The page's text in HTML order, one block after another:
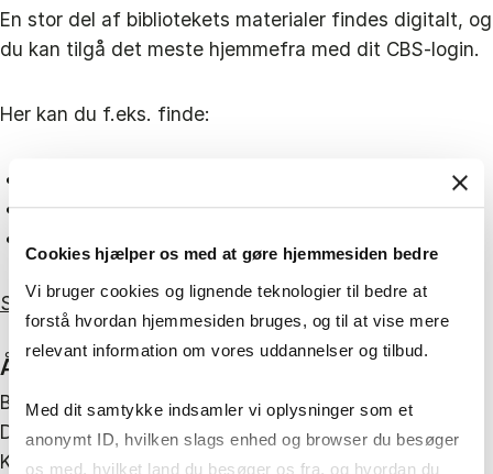
Cookies hjælper os med at gøre hjemmesiden bedre
Vi bruger cookies og lignende teknologier til bedre at
forstå hvordan hjemmesiden bruges, og til at vise mere
relevant information om vores uddannelser og tilbud.
Med dit samtykke indsamler vi oplysninger som et
anonymt ID, hvilken slags enhed og browser du besøger
os med, hvilket land du besøger os fra, og hvordan du
En stor del af bibliotekets materialer findes digitalt, og
du kan tilgå det meste hjemmefra med dit CBS-login.
Her kan du f.eks. finde:
markedsrapporter og regnskaber
Se alle vores Online ressourcer her
Åben 24/7 for CBS'ere
Biblioteket på Solbjerg Plads har åbent hele døgnet.
Du kan endda købe kaffe hele natten i CBS Library
Kiosk.